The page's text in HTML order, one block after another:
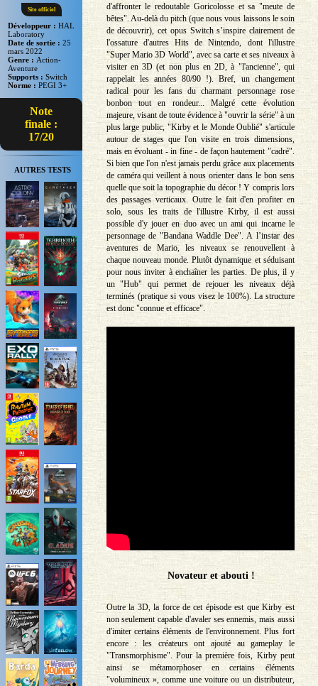
Site officiel
Développeur :HAL
Laboratory
Date de sortie :25
mars 2022
Genre : Action-
Aventure
Supports :Switch
Norme :PEGI 3+
Note
finale :
17/20
AUTRES TESTS
d'affronter le redoutable Goricolosse et sa "meute de
bêtes". Au-delà du pitch (que nous vous laissons le soin
de découvrir), cet opus Switch s’inspire clairement de
l'ossature d'autres Hits de Nintendo, dont l'illustre
"Super Mario 3D World", avec sa carte et ses niveaux à
visiter en 3D (et non plus en 2D, à "l'ancienne", qui
rappelait les années 80/90 !). Bref, un changement
radical pour les fans du charmant personnage rose
bonbon tout en rondeur... Malgré cette évolution
majeure, visant de toute évidence à "ouvrir la série" à un
plus large public, "Kirby et le Monde Oublié" s'articule
autour de stages que l'on visite en trois dimensions,
mais en évoluant - in fine - de façon hautement "cadré".
Si bien que l'on n'est jamais perdu grâce aux placements
de caméra qui veillent à nous orienter dans le bon sens
quelle que soit la topographie du décor ! Y compris lors
des passages verticaux. Outre le fait d'en profiter en
solo, sous les traits de l'illustre Kirby, il est aussi
possible d'y jouer en duo avec un ami qui incarne le
personnage de "Bandana Waddle Dee". A l’instar des
aventures de Mario, les niveaux se renouvellent à
chaque nouveau monde. Plutôt dynamique et séduisant
pour nous inviter à enchaîner les parties. De plus, il y
un "Hub" qui permet de rejouer les niveaux déjà
terminés (pratique si vous visez le 100%). La structure
est donc "connue et efficace".
Novateur et abouti !
Outre la 3D, la force de cet épisode est que Kirby est
non seulement capable d'avaler ses ennemis, mais aussi
d'imiter certains éléments de l'environnement. Plus fort
encore : les créateurs ont ajouté au gameplay le
"Transmorphisme". Pour la première fois, Kirby peut
ainsi se métamorphoser en certains éléments
"volumineux », comme une voiture ou un distributeur,